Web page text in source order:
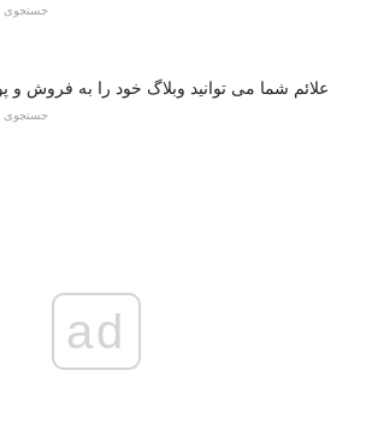
علائم شما می توانید وبلاگ خود را به فروش و
ad